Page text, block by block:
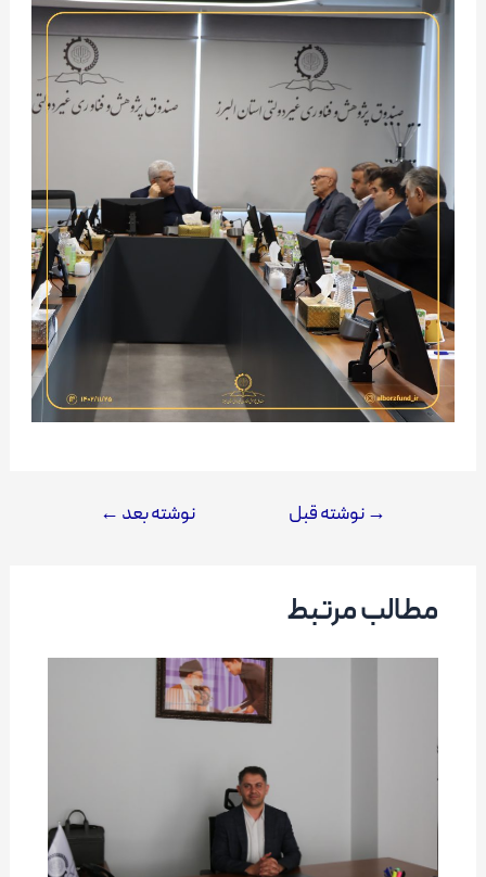
راهبری
→نوشته قبل نوشته بعد ←
مطالب مرتبط